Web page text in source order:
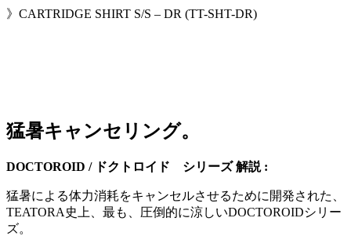
》CARTRIDGE SHIRT S/S – DR (TT-SHT-DR)
猛暑キャンセリング。
DOCTOROID / ドクトロイド シリーズ 解説 :
猛暑による体力消耗をキャンセルさせるために開発された、
TEATORA史上、最も、圧倒的に涼しいDOCTOROIDシリー
ズ。